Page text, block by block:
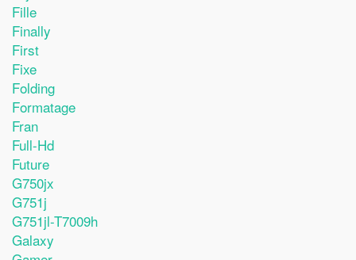
Fille
Finally
First
Fixe
Folding
Formatage
Fran
Full-Hd
Future
G750jx
G751j
G751jl-T7009h
Galaxy